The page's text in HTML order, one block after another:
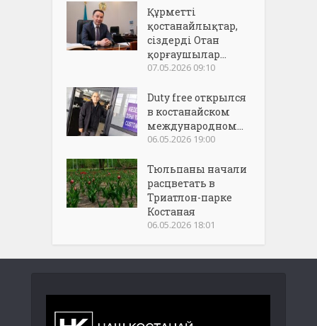
Құрметті
қостанайлықтар,
сіздерді Отан
қорғаушылар...
07.05.2026 09:10
Duty free открылся
в костанайском
международном...
06.05.2026 19:00
Тюльпаны начали
расцветать в
Триатлон-парке
Костаная
06.05.2026 18:01